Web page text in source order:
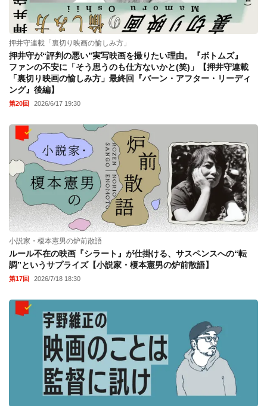
押井守連載「裏切り映画の愉しみ方」
押井守が“評判の悪い”実写映画を撮りたい理由。『ボトムズ』
ファンの不安に「そう思うのも仕方ないかと(笑)」【押井守連載
「裏切り映画の愉しみ方」最終回『バーン・アフター・リーディ
ング』後編】
第20回 2026/6/17 19:30
小説家・榎本憲男の炉前散語
ルール不在の映画『シラート』が仕掛ける、サスペンスへの“転
調”というサプライズ【小説家・榎本憲男の炉前散語】
第17回 2026/7/18 18:30